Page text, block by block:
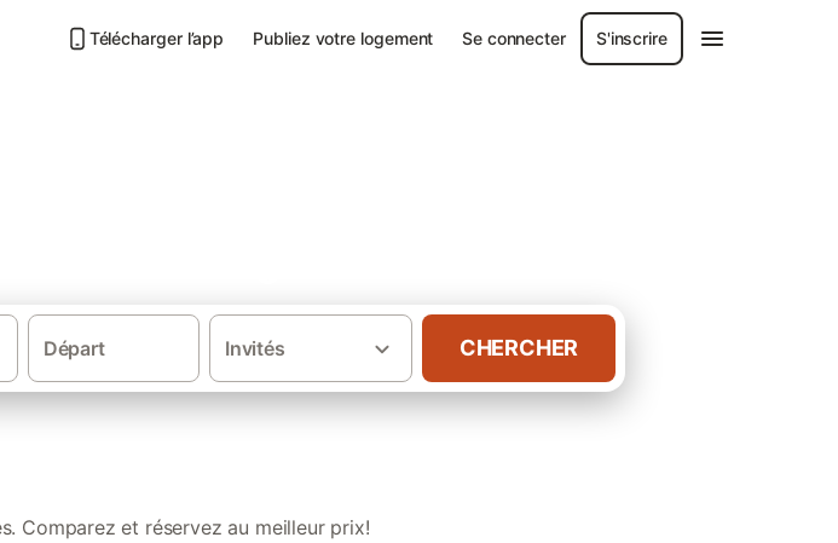
Télécharger l’app Publiez votre logement Se connecter S'inscrire
Départ Invités CHERCHER
Comparez et réservez au meilleur prix!